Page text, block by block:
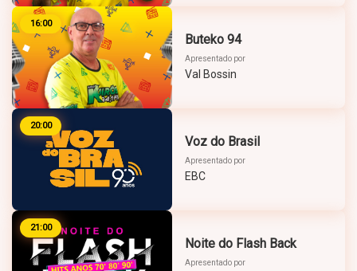
16:00
Buteko 94
Apresentado por
Val Bossin
20:00
Voz do Brasil
Apresentado por
EBC
21:00
Noite do Flash Back
Apresentado por